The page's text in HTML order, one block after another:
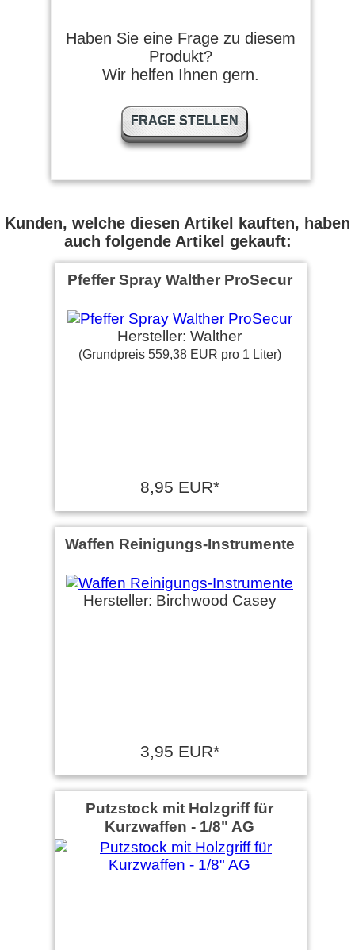
Haben Sie eine Frage zu diesem
Produkt?
Wir helfen Ihnen gern.
FRAGE STELLEN
Kunden, welche diesen Artikel kauften, haben
auch folgende Artikel gekauft:
Pfeffer Spray Walther ProSecur
Hersteller: Walther
(Grundpreis 559,38 EUR pro 1 Liter)
8,95 EUR*
Waffen Reinigungs-Instrumente
Hersteller: Birchwood Casey
3,95 EUR*
Putzstock mit Holzgriff für
Kurzwaffen - 1/8" AG